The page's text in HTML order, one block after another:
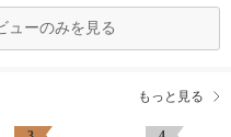
ューのみを見る
もっと見る